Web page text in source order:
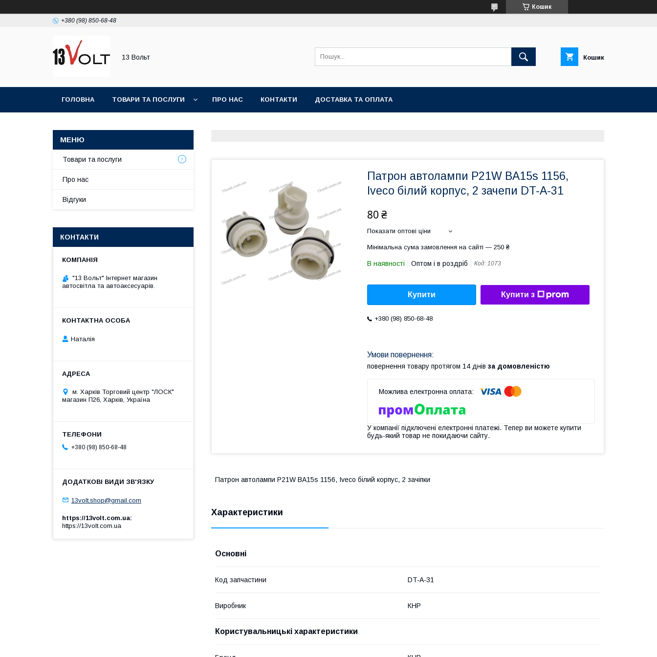
Кошик
+380 (98) 850-68-48
13 Вольт Кошик
ГОЛОВНА ТОВАРИ ТА ПОСЛУГИ ПРО НАС КОНТАКТИ ДОСТАВКА ТА ОПЛАТА
Патрон автолампи P21W BA15s 1156,
Iveco білий корпус, 2 зачепи DT-A-31
80 ₴
Показати оптові ціни
Мінімальна сума замовлення на сайті — 250 ₴
В наявності Оптом і в роздріб Код: 1073
Купити Купити з
+380 (98) 850-68-48
повернення товару протягом 14 днів за домовленістю
У компанії підключені електронні платежі. Тепер ви можете купити
будь-який товар не покидаючи сайту.
Патрон автолампи P21W BA15s 1156, Iveco білий корпус, 2 зачіпки
Характеристики
Основні
Код запчастини DT-A-31
Виробник КНР
Користувальницькі характеристики
Товари та послуги
Про нас
Відгуки
КОНТАКТИ
"13 Вольт" Інтернет магазин
автосвітла та автоаксесуарів.
Наталія
м. Харків Торговий центр "ЛОСК"
магазин П26, Харків, Україна
+380 (98) 850-68-48
13volt.shop@gmail.com
https://13volt.com.ua
https://13volt.com.ua